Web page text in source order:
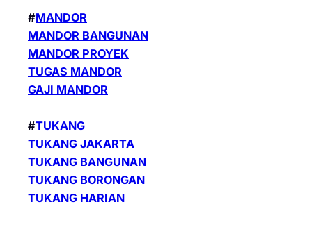
#MANDOR
MANDOR BANGUNAN
MANDOR PROYEK
TUGAS MANDOR
GAJI MANDOR
#TUKANG
TUKANG JAKARTA
TUKANG BANGUNAN
TUKANG BORONGAN
TUKANG HARIAN